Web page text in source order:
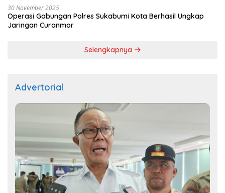
30 November 2025
Operasi Gabungan Polres Sukabumi Kota Berhasil Ungkap
Jaringan Curanmor
Selengkapnya
Advertorial